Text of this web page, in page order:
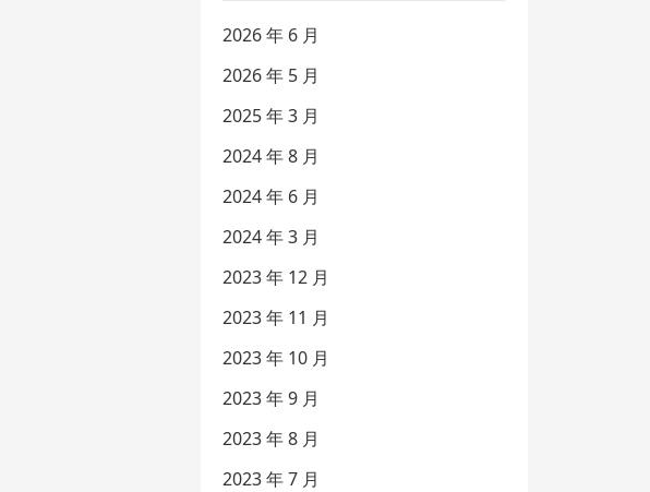
2026 年 6 月
2026 年 5 月
2025 年 3 月
2024 年 8 月
2024 年 6 月
2024 年 3 月
2023 年 12 月
2023 年 11 月
2023 年 10 月
2023 年 9 月
2023 年 8 月
2023 年 7 月